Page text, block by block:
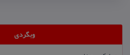
وبگردی